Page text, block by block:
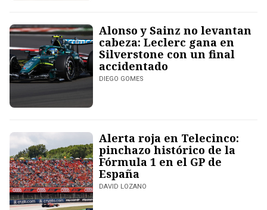
Alonso y Sainz no levantan
cabeza: Leclerc gana en
Silverstone con un final
accidentado
DIEGO GOMES
Alerta roja en Telecinco:
pinchazo histórico de la
Fórmula 1 en el GP de
España
DAVID LOZANO